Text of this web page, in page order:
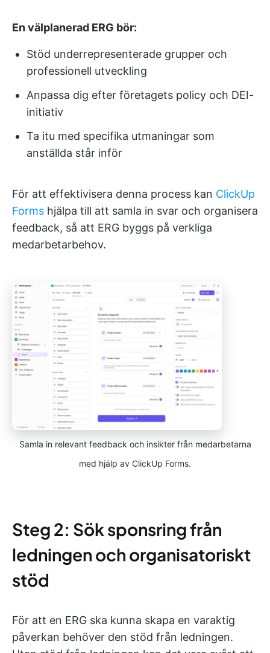
En välplanerad ERG bör:
Stöd underrepresenterade grupper och
professionell utveckling
Anpassa dig efter företagets policy och DEI-
initiativ
Ta itu med specifika utmaningar som
anställda står inför
För att effektivisera denna process kan ClickUp
Forms hjälpa till att samla in svar och organisera
feedback, så att ERG byggs på verkliga
medarbetarbehov.
Samla in relevant feedback och insikter från medarbetarna
med hjälp av ClickUp Forms.
Steg 2: Sök sponsring från
ledningen och organisatoriskt
stöd
För att en ERG ska kunna skapa en varaktig
påverkan behöver den stöd från ledningen.